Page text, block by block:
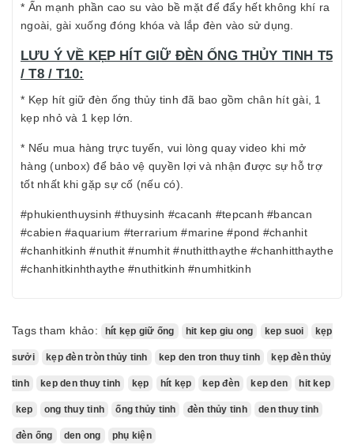
* Ấn mạnh phần cao su vào bề mặt để đẩy hết không khí ra
ngoài, gài xuống đóng khóa và lắp đèn vào sử dụng.
LƯU Ý VỀ KẸP HÍT GIỮ ĐÈN ỐNG THỦY TINH T5
/ T8 / T10:
* Kẹp hít giữ đèn ống thủy tinh đã bao gồm chân hít gài, 1
kẹp nhỏ và 1 kẹp lớn.
* Nếu mua hàng trực tuyến, vui lòng quay video khi mở
hàng (unbox) để bảo vệ quyền lợi và nhận được sự hỗ trợ
tốt nhất khi gặp sự cố (nếu có).
#phukienthuysinh #thuysinh #cacanh #tepcanh #bancan
#cabien #aquarium #terrarium #marine #pond #chanhit
#chanhitkinh #nuthit #numhit #nuthitthaythe #chanhitthaythe
#chanhitkinhthaythe #nuthitkinh #numhitkinh
Tags tham khảo: hít kẹp giữ ống hit kep giu ong kep suoi kẹp
sưởi kẹp đèn tròn thủy tinh kep den tron thuy tinh kẹp đèn thủy
tinh kep den thuy tinh kẹp hít kẹp kep đèn kep den hit kep
kep ong thuy tinh ống thủy tinh đèn thủy tinh den thuy tinh
đèn ống den ong phụ kiện